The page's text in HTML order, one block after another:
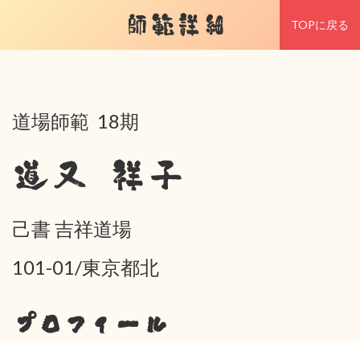
師範詳細 TOPに戻る
道場師範 18期
道又 祥子
己書 吉祥道場
101-01/東京都北
プロフィール